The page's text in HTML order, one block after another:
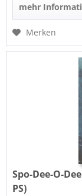
mehr
Merken
Spo-Dee-O-
PS)